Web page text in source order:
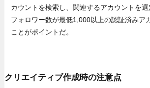
カウントを検索し、関連するアカウントを選
フォロワー数が最低1,000以上の認証済みア
ことがポイントだ。
クリエイティブ作成時の注意点